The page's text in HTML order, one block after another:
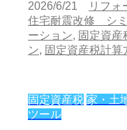
2026/6/21 リフ
住宅耐震改修 シ
ーション, 固定資産
ン, 固定資産税計算
固定資産税 家・土
ツール